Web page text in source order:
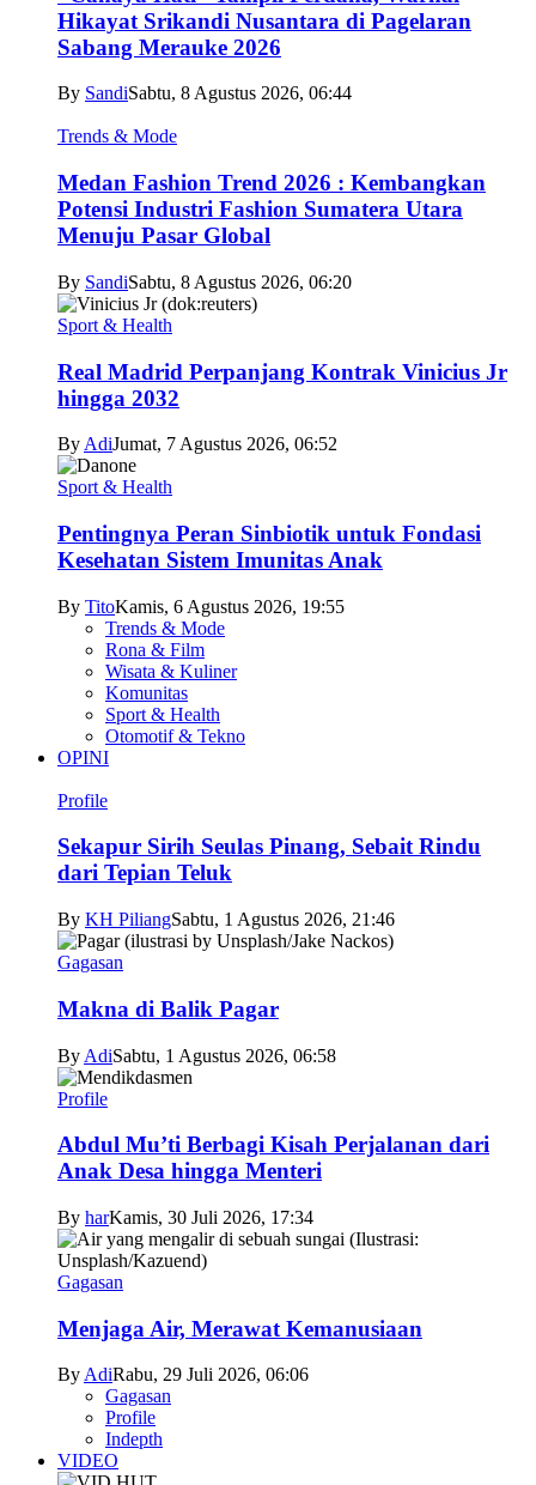
Hikayat Srikandi Nusantara di Pagelaran
Sabang Merauke 2026
By SandiSabtu, 8 Agustus 2026, 06:44
Trends & Mode
Medan Fashion Trend 2026 : Kembangkan
Potensi Industri Fashion Sumatera Utara
Menuju Pasar Global
By SandiSabtu, 8 Agustus 2026, 06:20
Sport & Health
Real Madrid Perpanjang Kontrak Vinicius Jr
hingga 2032
By AdiJumat, 7 Agustus 2026, 06:52
Sport & Health
Pentingnya Peran Sinbiotik untuk Fondasi
Kesehatan Sistem Imunitas Anak
By TitoKamis, 6 Agustus 2026, 19:55
Trends & Mode
Rona & Film
Wisata & Kuliner
Komunitas
Sport & Health
Otomotif & Tekno
OPINI
Profile
Sekapur Sirih Seulas Pinang, Sebait Rindu
dari Tepian Teluk
By KH PiliangSabtu, 1 Agustus 2026, 21:46
Gagasan
Makna di Balik Pagar
By AdiSabtu, 1 Agustus 2026, 06:58
Profile
Abdul Mu’ti Berbagi Kisah Perjalanan dari
Anak Desa hingga Menteri
By harKamis, 30 Juli 2026, 17:34
Gagasan
Menjaga Air, Merawat Kemanusiaan
ByAdiRabu, 29 Juli 2026, 06:06
Gagasan
Profile
Indepth
VIDEO